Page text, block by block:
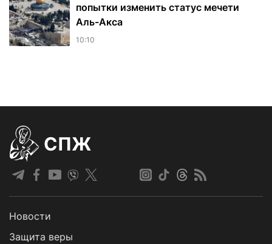
попытки изменить статус мечети
Аль-Акса
10:10
СПЖ
Новости
Защита веры